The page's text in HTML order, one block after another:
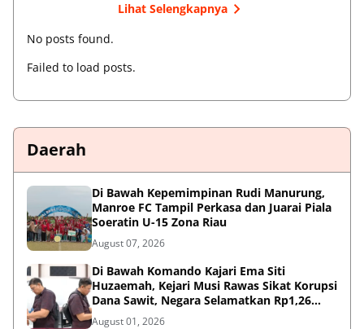
Lihat Selengkapnya
No posts found.
Failed to load posts.
Daerah
Di Bawah Kepemimpinan Rudi Manurung,
Manroe FC Tampil Perkasa dan Juarai Piala
Soeratin U-15 Zona Riau
August 07, 2026
Di Bawah Komando Kajari Ema Siti
Huzaemah, Kejari Musi Rawas Sikat Korupsi
Dana Sawit, Negara Selamatkan Rp1,26
Miliar
August 01, 2026